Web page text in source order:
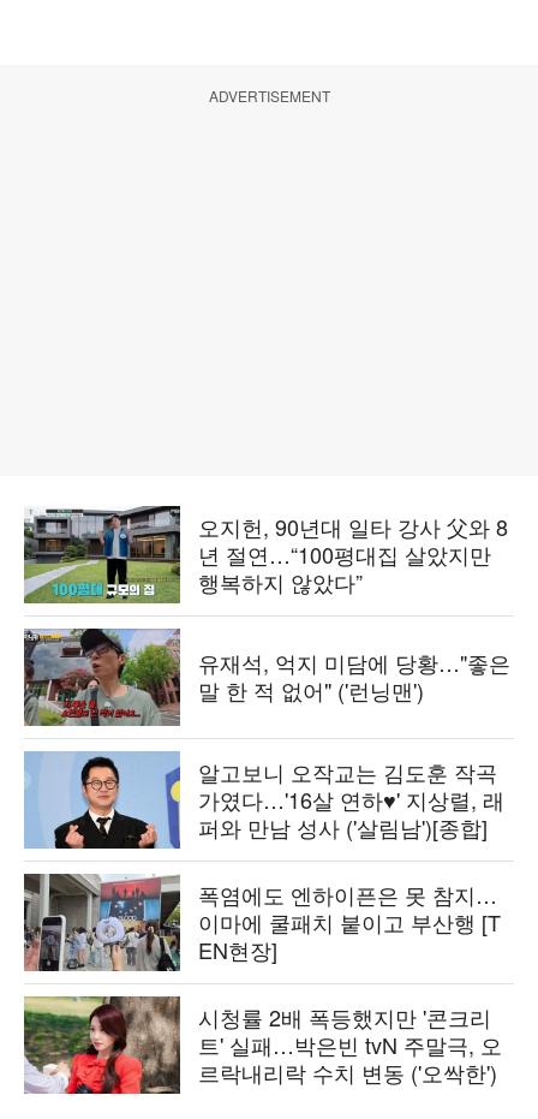
ADVERTISEMENT
오지헌, 90년대 일타 강사 父와 8
년 절연…“100평대집 살았지만
행복하지 않았다”
유재석, 억지 미담에 당황…"좋은
말 한 적 없어" ('런닝맨')
알고보니 오작교는 김도훈 작곡
가였다…'16살 연하♥' 지상렬, 래
퍼와 만남 성사 ('살림남')[종합]
폭염에도 엔하이픈은 못 참지…
이마에 쿨패치 붙이고 부산행 [T
EN현장]
시청률 2배 폭등했지만 '콘크리
트' 실패…박은빈 tvN 주말극, 오
르락내리락 수치 변동 ('오싹한')